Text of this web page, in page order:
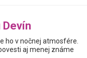
ho v nočnej atmosfére.
aj menej známe